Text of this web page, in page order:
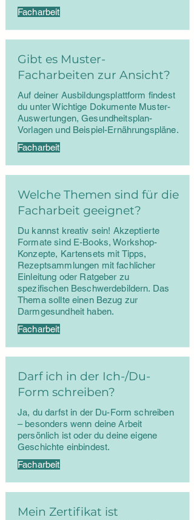
Facharbeit
Gibt es Muster-
Facharbeiten zur Ansicht?
Auf deiner Ausbildungsplattform findest
du unter Wichtige Dokumente Muster-
Auswertungen, Gesundheitsplan-
Vorlagen und Beispiel-Ernährungspläne.
Facharbeit
Welche Themen sind für die
Facharbeit geeignet?
Du kannst kreativ sein! Akzeptierte
Formate sind E-Books, Workshop-
Konzepte, Kartensets mit Tipps,
Rezeptsammlungen mit fachlicher
Einleitung oder Ratgeber zu
spezifischen Beschwerdebildern. Das
Thema sollte einen Bezug zur
Darmgesundheit haben.
Facharbeit
Darf ich in der Ich-/Du-
Form schreiben?
Ja, du darfst in der Du-Form schreiben
– besonders wenn deine Arbeit
persönlich ist oder du deine eigene
Geschichte einbindest.
Facharbeit
Mein Zertifikat ist